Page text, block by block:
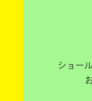
ショー